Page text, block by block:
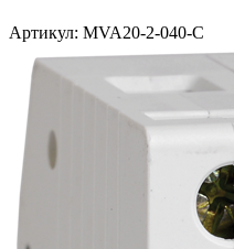
Артикул: MVA20-2-040-C